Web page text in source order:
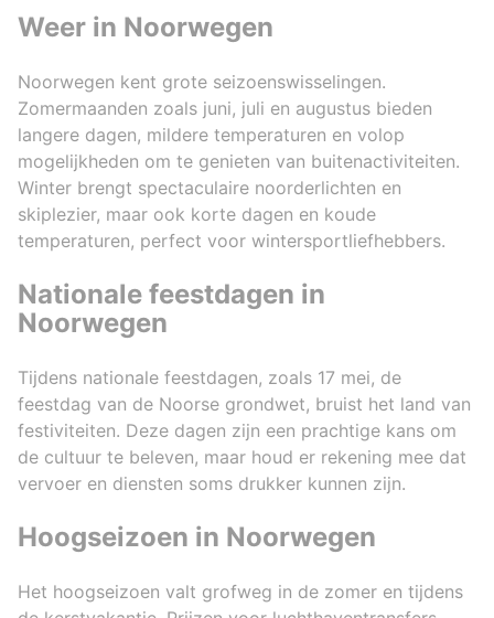
Weer in Noorwegen
Noorwegen kent grote seizoenswisselingen.
Zomermaanden zoals juni, juli en augustus bieden
langere dagen, mildere temperaturen en volop
mogelijkheden om te genieten van buitenactiviteiten.
Winter brengt spectaculaire noorderlichten en
skiplezier, maar ook korte dagen en koude
temperaturen, perfect voor wintersportliefhebbers.
Nationale feestdagen in
Noorwegen
Tijdens nationale feestdagen, zoals 17 mei, de
feestdag van de Noorse grondwet, bruist het land van
festiviteiten. Deze dagen zijn een prachtige kans om
de cultuur te beleven, maar houd er rekening mee dat
vervoer en diensten soms drukker kunnen zijn.
Hoogseizoen in Noorwegen
Het hoogseizoen valt grofweg in de zomer en tijdens